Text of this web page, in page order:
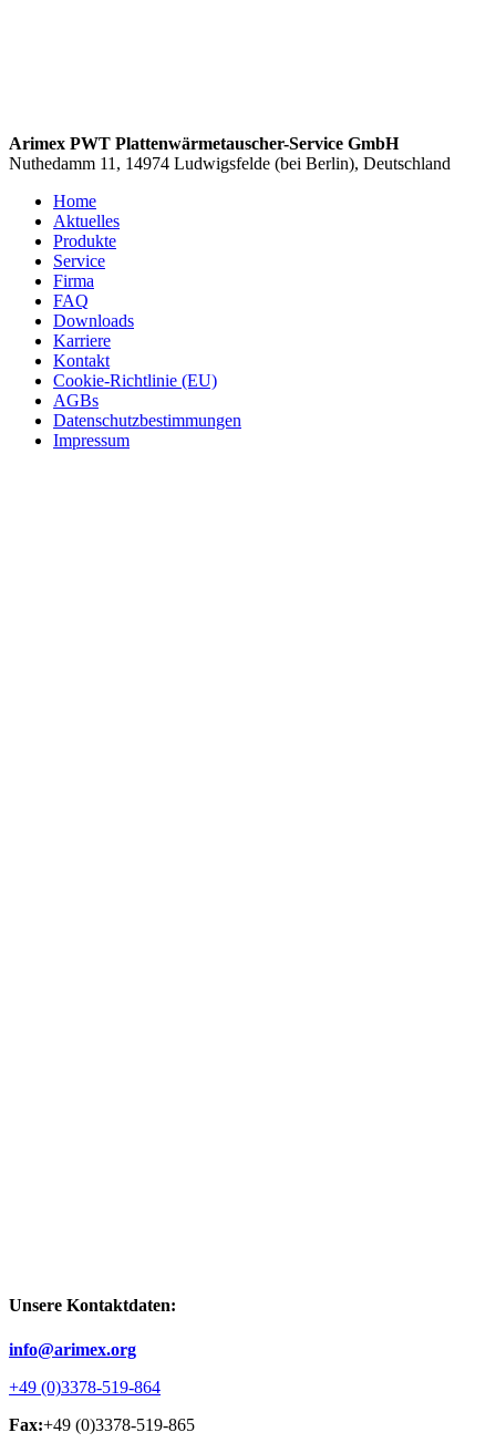
Arimex PWT Plattenwärmetauscher-Service GmbH
Nuthedamm 11, 14974 Ludwigsfelde (bei Berlin), Deutschland
Home
Aktuelles
Produkte
Service
Firma
FAQ
Downloads
Karriere
Kontakt
Cookie-Richtlinie (EU)
AGBs
Datenschutzbestimmungen
Impressum
Unsere Kontaktdaten:
info@arimex.org
+49 (0)3378-519-864
Fax:+49 (0)3378-519-865